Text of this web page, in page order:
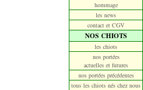
hommage
les news
contact et CGV
NOS CHIOTS
les chiots
nos portées
actuelles et futures
nos portées précédentes
tous les chiots nés chez nous